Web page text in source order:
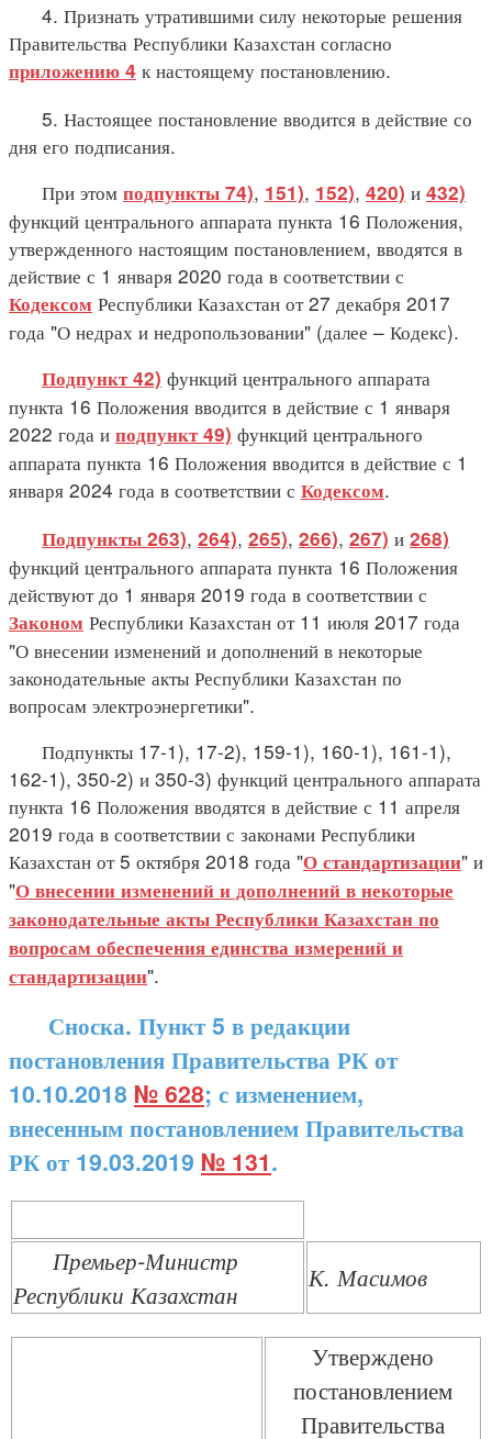
4. Признать утратившими силу некоторые решения
Правительства Республики Казахстан согласно
приложению 4 к настоящему постановлению.
5. Настоящее постановление вводится в действие со
дня его подписания.
При этом подпункты 74), 151), 152), 420) и 432)
функций центрального аппарата пункта 16 Положения,
утвержденного настоящим постановлением, вводятся в
действие с 1 января 2020 года в соответствии с
Кодексом Республики Казахстан от 27 декабря 2017
года "О недрах и недропользовании" (далее – Кодекс).
Подпункт 42) функций центрального аппарата
пункта 16 Положения вводится в действие с 1 января
2022 года и подпункт 49) функций центрального
аппарата пункта 16 Положения вводится в действие с 1
января 2024 года в соответствии с Кодексом.
Подпункты 263), 264), 265), 266), 267) и 268)
функций центрального аппарата пункта 16 Положения
действуют до 1 января 2019 года в соответствии с
Законом Республики Казахстан от 11 июля 2017 года
"О внесении изменений и дополнений в некоторые
законодательные акты Республики Казахстан по
вопросам электроэнергетики".
Подпункты 17-1), 17-2), 159-1), 160-1), 161-1),
162-1), 350-2) и 350-3) функций центрального аппарата
пункта 16 Положения вводятся в действие с 11 апреля
2019 года в соответствии с законами Республики
Казахстан от 5 октября 2018 года "О стандартизации" и
"О внесении изменений и дополнений в некоторые
законодательные акты Республики Казахстан по
вопросам обеспечения единства измерений и
стандартизации".
Сноска. Пункт 5 в редакции
постановления Правительства РК от
10.10.2018 № 628; с изменением,
внесенным постановлением Правительства
РК от 19.03.2019 № 131.
Премьер-Министр
Республики Казахстан
К. Масимов
Утверждено
постановлением
Правительства